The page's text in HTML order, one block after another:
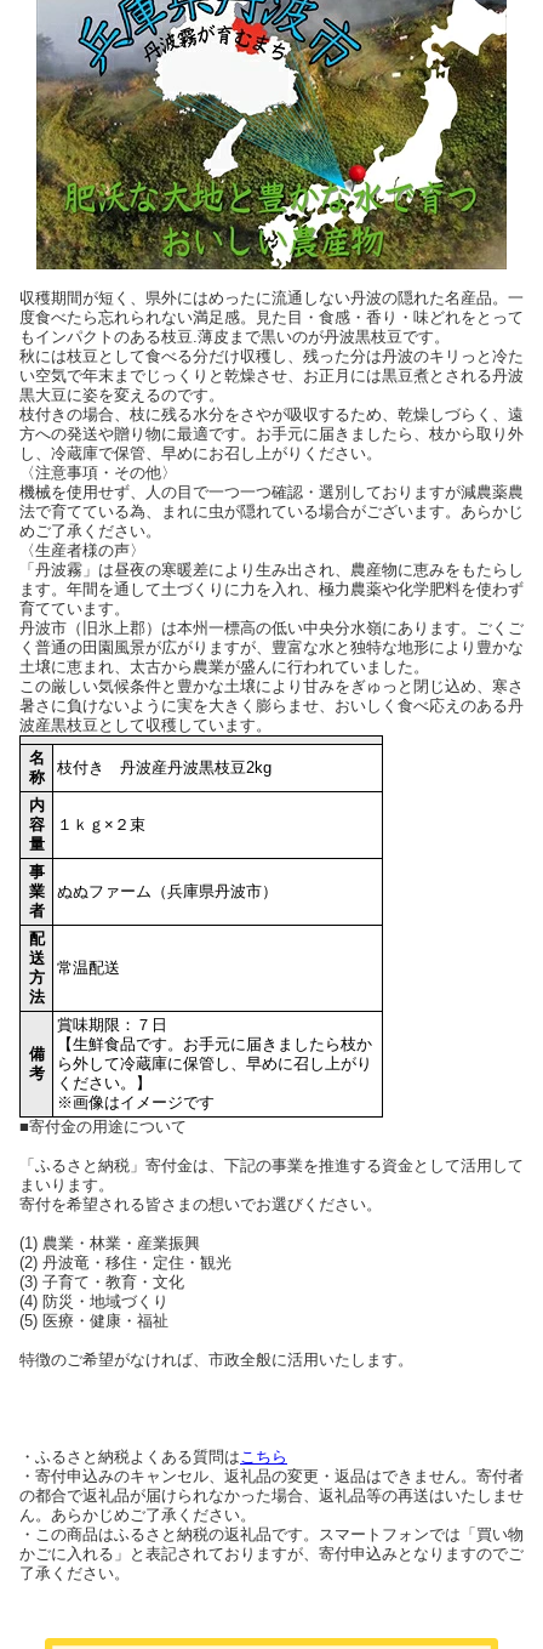
収穫期間が短く、県外にはめったに流通しない丹波の隠れた名産品。一
度食べたら忘れられない満足感。見た目・食感・香り・味どれをとって
もインパクトのある枝豆.薄皮まで黒いのが丹波黒枝豆です。
秋には枝豆として食べる分だけ収穫し、残った分は丹波のキリっと冷た
い空気で年末までじっくりと乾燥させ、お正月には黒豆煮とされる丹波
黒大豆に姿を変えるのです。
枝付きの場合、枝に残る水分をさやが吸収するため、乾燥しづらく、遠
方への発送や贈り物に最適です。お手元に届きましたら、枝から取り外
し、冷蔵庫で保管、早めにお召し上がりください。
〈注意事項・その他〉
機械を使用せず、人の目で一つ一つ確認・選別しておりますが減農薬農
法で育てている為、まれに虫が隠れている場合がございます。あらかじ
めご了承ください。
〈生産者様の声〉
「丹波霧」は昼夜の寒暖差により生み出され、農産物に恵みをもたらし
ます。年間を通して土づくりに力を入れ、極力農薬や化学肥料を使わず
育てています。
丹波市（旧氷上郡）は本州一標高の低い中央分水嶺にあります。ごくご
く普通の田園風景が広がりますが、豊富な水と独特な地形により豊かな
土壌に恵まれ、太古から農業が盛んに行われていました。
この厳しい気候条件と豊かな土壌により甘みをぎゅっと閉じ込め、寒さ
暑さに負けないように実を大きく膨らませ、おいしく食べ応えのある丹
波産黒枝豆として収穫しています。
名
称
枝付き 丹波産丹波黒枝豆2kg
内
容
量
１ｋｇ×２束
事
業
者
ぬぬファーム（兵庫県丹波市）
配
送
方
法
常温配送
備
考
賞味期限：７日
【生鮮食品です。お手元に届きましたら枝か
ら外して冷蔵庫に保管し、早めに召し上がり
ください。】
※画像はイメージです
■寄付金の用途について
「ふるさと納税」寄付金は、下記の事業を推進する資金として活用して
まいります。
寄付を希望される皆さまの想いでお選びください。
(1) 農業・林業・産業振興
(2) 丹波竜・移住・定住・観光
(3) 子育て・教育・文化
(4) 防災・地域づくり
(5) 医療・健康・福祉
特徴のご希望がなければ、市政全般に活用いたします。
・ふるさと納税よくある質問はこちら
・寄付申込みのキャンセル、返礼品の変更・返品はできません。寄付者
の都合で返礼品が届けられなかった場合、返礼品等の再送はいたしませ
ん。あらかじめご了承ください。
・この商品はふるさと納税の返礼品です。スマートフォンでは「買い物
かごに入れる」と表記されておりますが、寄付申込みとなりますのでご
了承ください。